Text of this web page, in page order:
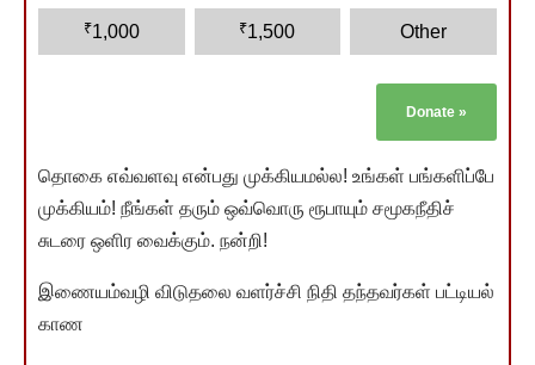
₹1,000 ₹1,500 Other
Donate »
தொகை எவ்வளவு என்பது முக்கியமல்ல! உங்கள் பங்களிப்பே
முக்கியம்! நீங்கள் தரும் ஒவ்வொரு ரூபாயும் சமூகநீதிச்
சுடரை ஒளிர வைக்கும். நன்றி!
இணையம்வழி விடுதலை வளர்ச்சி நிதி தந்தவர்கள் பட்டியல்
காண